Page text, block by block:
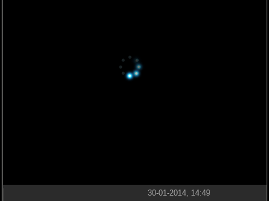
30-01-2014, 14:49